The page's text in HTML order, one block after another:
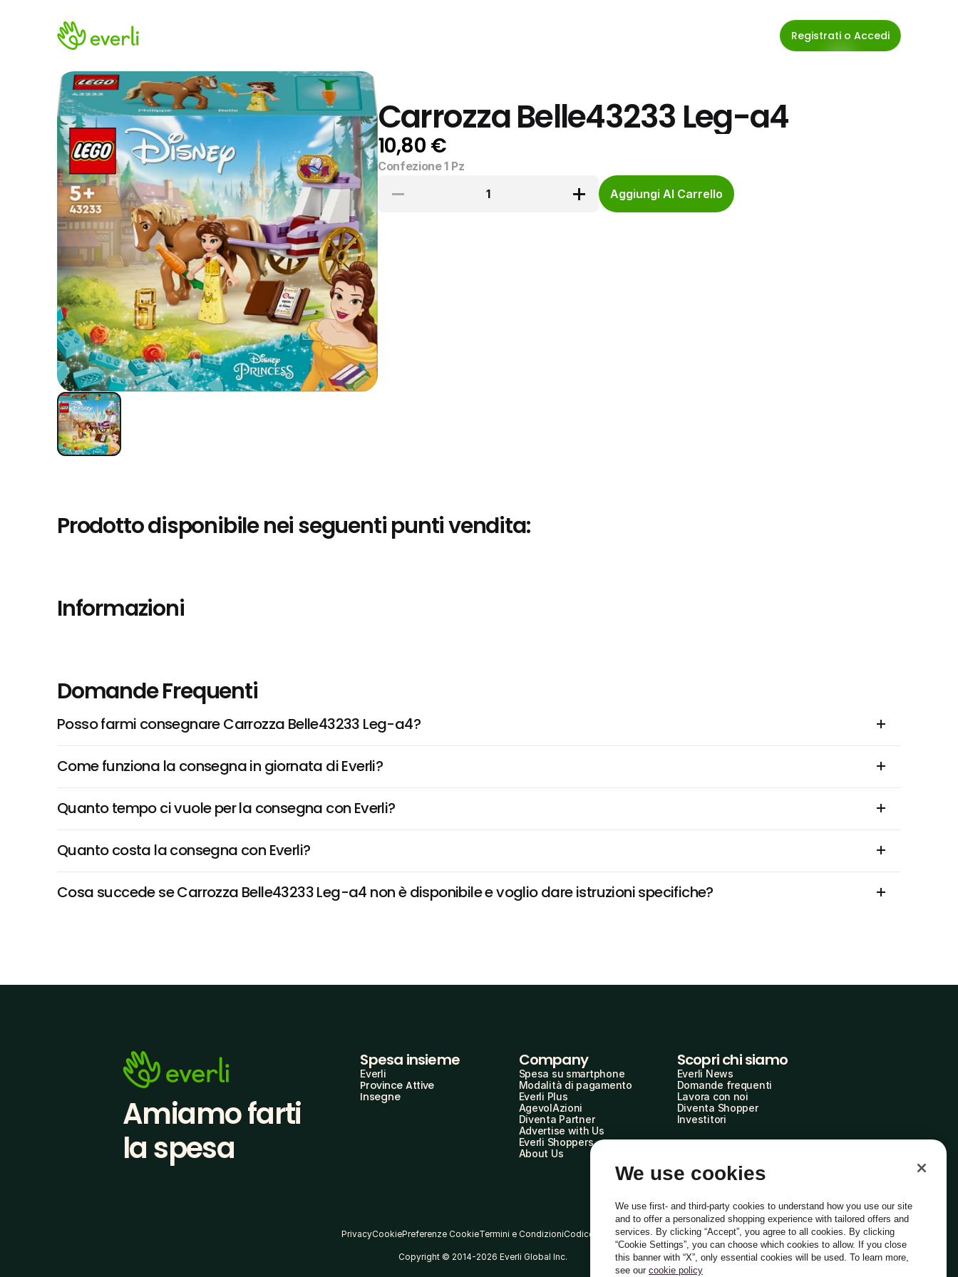
Registrati o Accedi
Carrozza Belle43233 Leg-a4
10,80 €
Confezione 1 Pz
1
Aggiungi Al Carrello
Prodotto disponibile nei seguenti punti vendita:
Informazioni
Domande Frequenti
Posso farmi consegnare Carrozza Belle43233 Leg-a4?
Come funziona la consegna in giornata di Everli?
Quanto tempo ci vuole per la consegna con Everli?
Quanto costa la consegna con Everli?
Cosa succede se Carrozza Belle43233 Leg-a4 non è disponibile e voglio dare istruzioni specifiche?
Amiamo farti
la spesa
Spesa insieme
Everli
Province Attive
Insegne
Company
Spesa su smartphone
Modalità di pagamento
Everli Plus
AgevolAzioni
Diventa Partner
Advertise with Us
Everli Shoppers
About Us
Scopri chi siamo
Everli News
Domande frequenti
Lavora con noi
Diventa Shopper
Investitori
PrivacyCookiePreferenze CookieTermini e CondizioniCodice Etico
Copyright © 2014-2026 Everli Global Inc. Italiano
We use cookies
We use first- and third-party cookies to understand how you use our site
and to offer a personalized shopping experience with tailored offers and
services. By clicking “Accept”, you agree to all cookies. By clicking
“Cookie Settings”, you can choose which cookies to allow. If you close
this banner with “X”, only essential cookies will be used. To learn more,
see our cookie policy